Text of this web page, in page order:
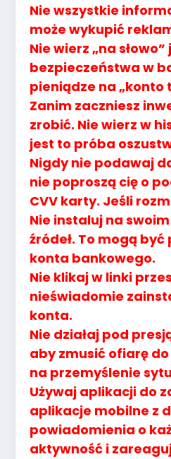
Nie wszystkie
może wykupić
Nie wierz „na
bezpieczeństwa w
pieniądze na „konto
Zanim zaczniesz
zrobić. Nie wierz w
jest to próba
Nigdy nie podawaj
nie poproszą cię o
CVV karty. Jeśli
Nie instaluj na
źródeł. To mogą
konta bankowego.
Nie klikaj w linki
nieświadomie
konta.
Nie działaj pod
aby zmusić ofiarę
na przemyślenie
Używaj aplikacji do
aplikacje mobilne z
powiadomienia o
aktywność i